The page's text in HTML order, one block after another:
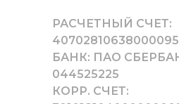
РАСЧЕТНЫЙ СЧЕТ:
БАНК: ПАО
044525225
КОРР. СЧЕТ: